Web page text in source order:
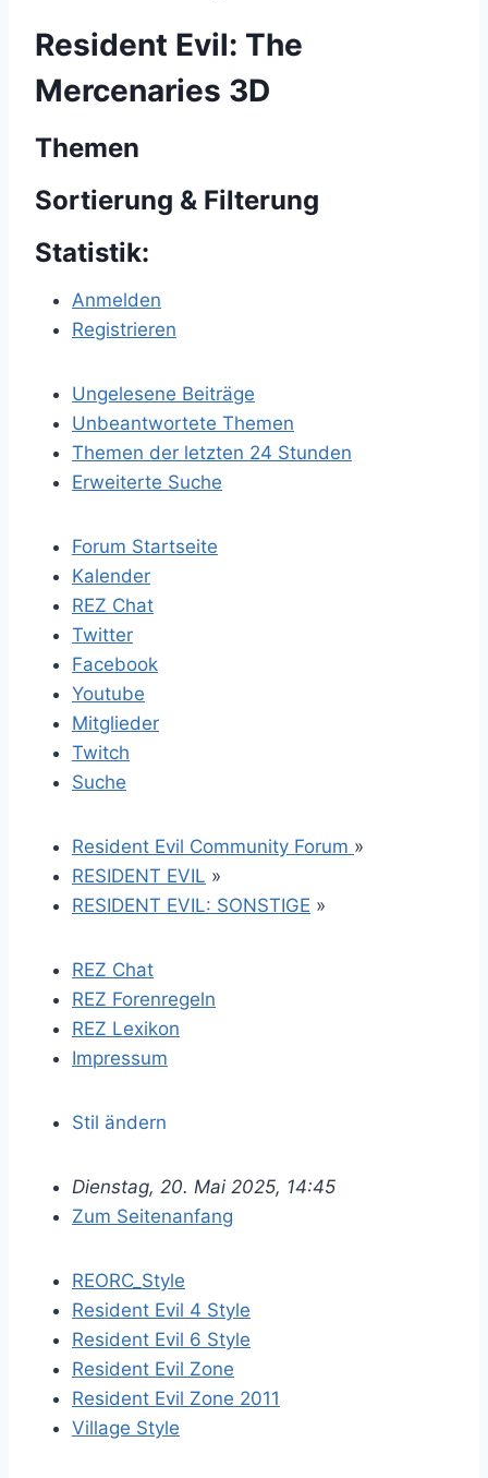
Resident Evil: The
Mercenaries 3D
Themen
Sortierung & Filterung
Statistik:
Anmelden
Registrieren
Ungelesene Beiträge
Unbeantwortete Themen
Themen der letzten 24 Stunden
Erweiterte Suche
Forum Startseite
Kalender
REZ Chat
Twitter
Facebook
Youtube
Mitglieder
Twitch
Suche
Resident Evil Community Forum »
RESIDENT EVIL »
RESIDENT EVIL: SONSTIGE »
REZ Chat
REZ Forenregeln
REZ Lexikon
Impressum
Stil ändern
Dienstag, 20. Mai 2025, 14:45
Zum Seitenanfang
REORC_Style
Resident Evil 4 Style
Resident Evil 6 Style
Resident Evil Zone
Resident Evil Zone 2011
Village Style